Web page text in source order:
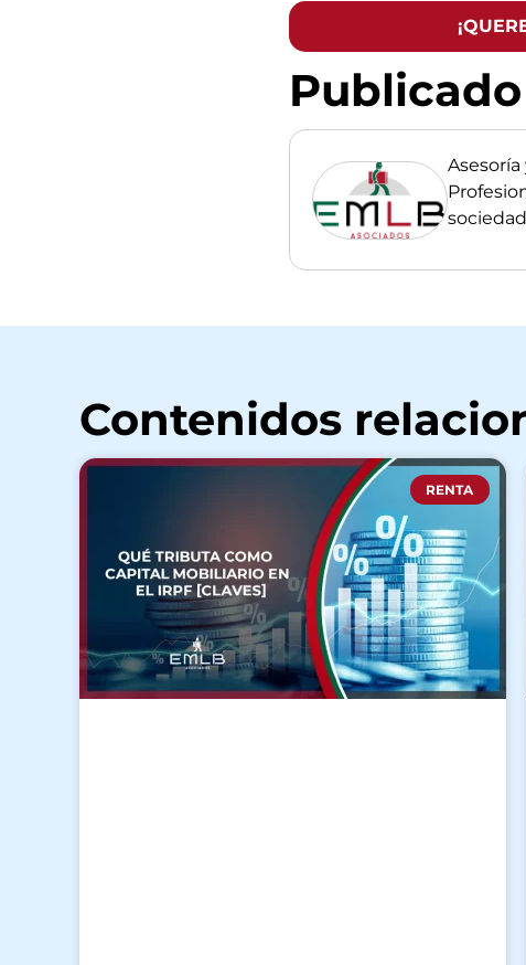
Contenidos
RENTA